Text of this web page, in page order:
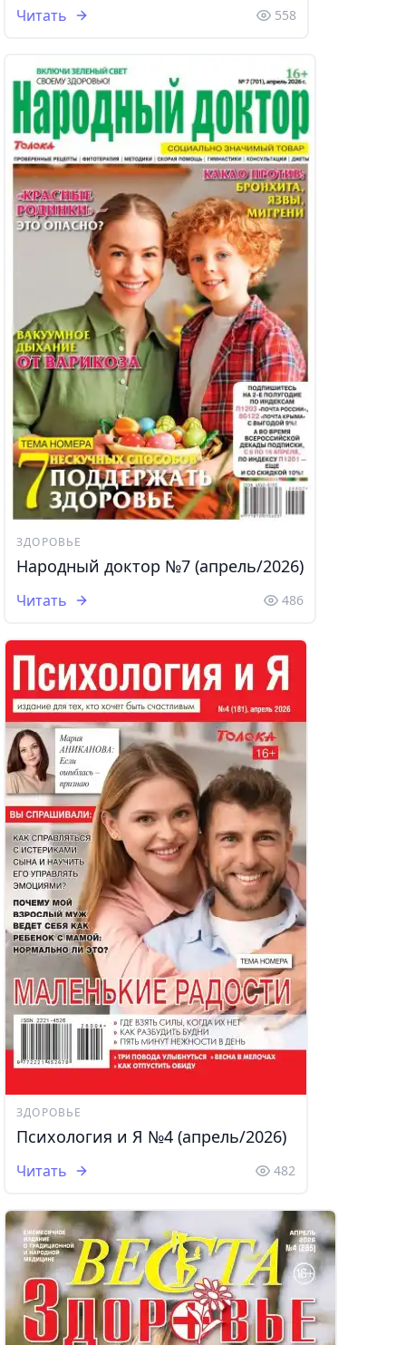
Читать 558
ЗДОРОВЬЕ
Народный доктор №7 (апрель/2026)
Читать 486
ЗДОРОВЬЕ
Психология и Я №4 (апрель/2026)
Читать 482